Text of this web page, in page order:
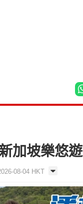
加坡樂悠遊
08-04 HKT